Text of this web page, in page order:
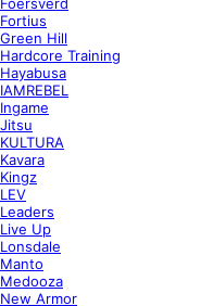
Fortius
Green Hill
Hardcore Training
Hayabusa
IAMREBEL
Ingame
Jitsu
KULTURA
Kavara
Kingz
LEV
Leaders
Live Up
Lonsdale
Manto
Medooza
New Armor